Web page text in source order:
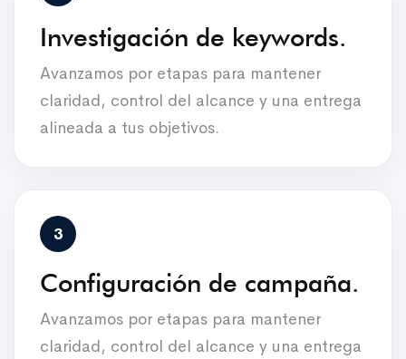
Investigación de keywords.
Avanzamos por etapas para mantener
claridad, control del alcance y una entrega
alineada a tus objetivos.
Configuración de campaña.
Avanzamos por etapas para mantener
claridad, control del alcance y una entrega